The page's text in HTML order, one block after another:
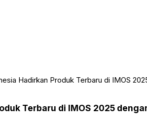
Hadirkan Produk Terbaru di IMOS
Terbaru di IMOS 2025